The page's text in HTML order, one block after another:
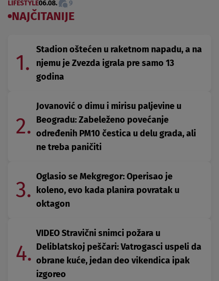
LIFESTYLE06.08. 9
NAJČITANIJE
1.
Stadion oštećen u raketnom napadu, a na
njemu je Zvezda igrala pre samo 13
godina
2.
Jovanović o dimu i mirisu paljevine u
Beogradu: Zabeleženo povećanje
određenih PM10 čestica u delu grada, ali
ne treba paničiti
3.
Oglasio se Mekgregor: Operisao je
koleno, evo kada planira povratak u
oktagon
4.
VIDEO Stravični snimci požara u
Deliblatskoj peščari: Vatrogasci uspeli da
obrane kuće, jedan deo vikendica ipak
izgoreo